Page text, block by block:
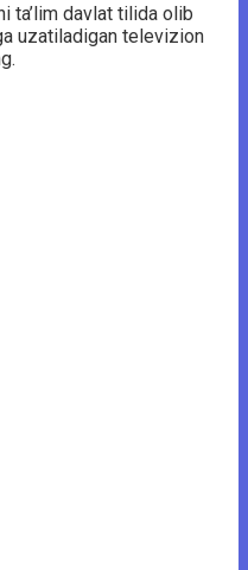
ta’lim davlat tilida olib
uzatiladigan televizion